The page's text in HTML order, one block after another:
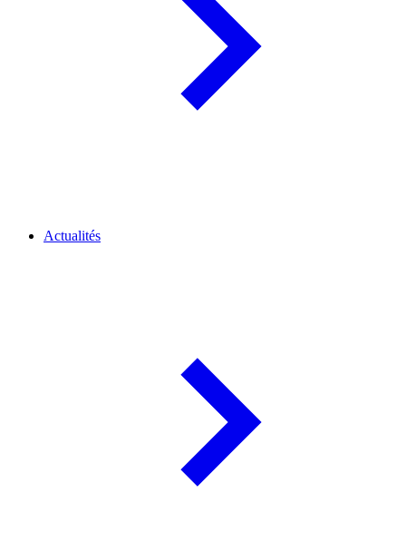
Actualités